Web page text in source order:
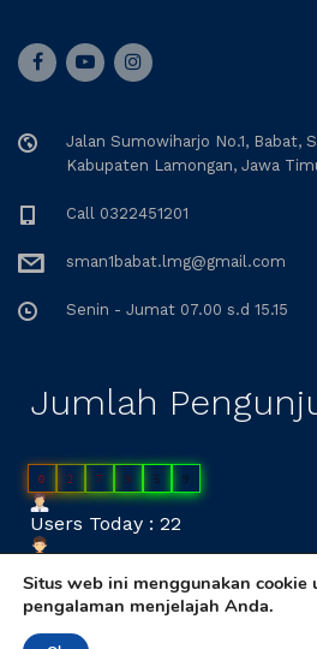
Jalan Sumowiharjo No.1, Babat,
Kabupaten Lamongan, Jawa
Call 0322451201
sman1babat.lmg@gmail.com
Senin - Jumat 07.00 s.d 15.15
Jumlah
0 2 7 9 5 9
Users Today : 22
Copyright © Tim Developer
Situs web ini menggunakan cookie
pengalaman menjelajah Anda.